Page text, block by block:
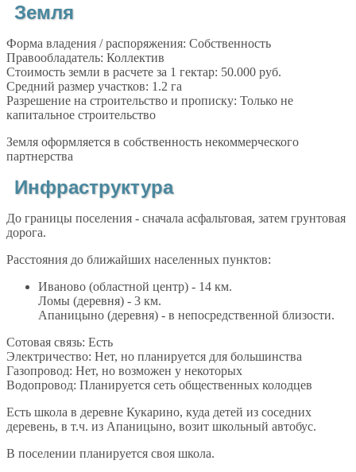
Земля
Форма владения / распоряжения: Собственность
Правообладатель: Коллектив
Стоимость земли в расчете за 1 гектар: 50.000 руб.
Средний размер участков: 1.2 га
Разрешение на строительство и прописку: Только не
капитальное строительство
Земля оформляется в собственность некоммерческого
партнерства
Инфраструктура
До границы поселения - сначала асфальтовая, затем грунтовая
дорога.
Расстояния до ближайших населенных пунктов:
Иваново (областной центр) - 14 км.
Ломы (деревня) - 3 км.
Апаницыно (деревня) - в непосредственной близости.
Сотовая связь: Есть
Электричество: Нет, но планируется для большинства
Газопровод: Нет, но возможен у некоторых
Водопровод: Планируется сеть общественных колодцев
Есть школа в деревне Кукарино, куда детей из соседних
деревень, в т.ч. из Апаницыно, возит школьный автобус.
В поселении планируется своя школа.